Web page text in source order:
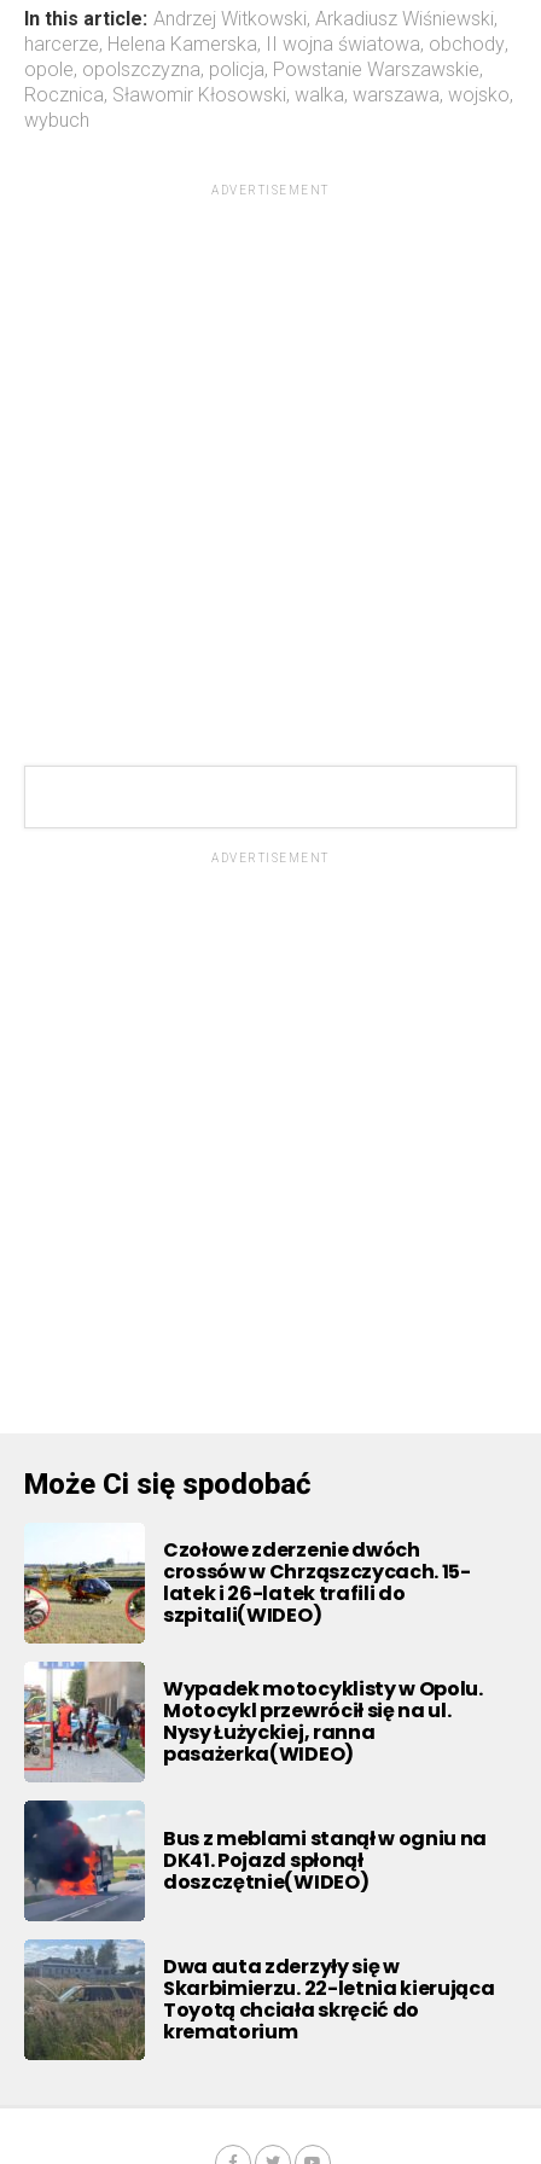
In this article: Andrzej Witkowski, Arkadiusz Wiśniewski,
harcerze, Helena Kamerska, II wojna światowa, obchody,
opole, opolszczyzna, policja, Powstanie Warszawskie,
Rocznica, Sławomir Kłosowski, walka, warszawa, wojsko,
wybuch
ADVERTISEMENT
ADVERTISEMENT
Może Ci się spodobać
Czołowe zderzenie dwóch
crossów w Chrząszczycach. 15-
latek i 26-latek trafili do
szpitali(WIDEO)
Wypadek motocyklisty w Opolu.
Motocykl przewrócił się na ul.
Nysy Łużyckiej, ranna
pasażerka(WIDEO)
Bus z meblami stanął w ogniu na
DK41. Pojazd spłonął
doszczętnie(WIDEO)
Dwa auta zderzyły się w
Skarbimierzu. 22-letnia kierująca
Toyotą chciała skręcić do
krematorium